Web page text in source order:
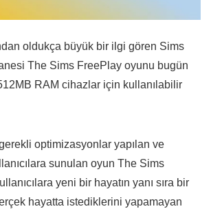
oldukça büyük bir ilgi gören Sims
The Sims FreePlay oyunu bugün
RAM cihazlar için kullanılabilir
optimizasyonlar yapılan ve
sunulan oyun The Sims
yeni bir hayatın yanı sıra bir
hayatta istediklerini yapamayan